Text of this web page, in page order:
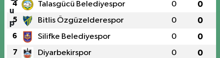
4 Talasgücü Belediyespor 0 0
5 Bitlis Özgüzelderespor 0 0
6 Silifke Belediyespor 0 0
7 Diyarbekirspor 0 0